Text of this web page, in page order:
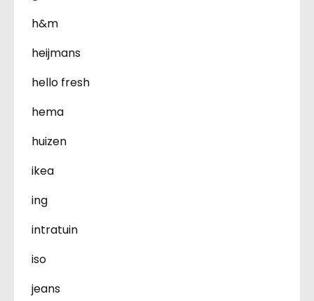
h&m
heijmans
hello fresh
hema
huizen
ikea
ing
intratuin
iso
jeans